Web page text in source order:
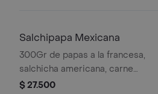
Salchipapa Mexicana
300Gr de papas a la francesa,
salchicha americana, carne
desmechada, aguacate, pico de
$ 27.500